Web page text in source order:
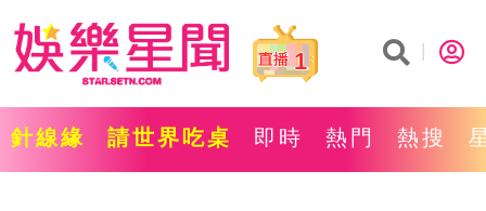
1
針線緣 請世界吃桌 即時 熱門 熱搜